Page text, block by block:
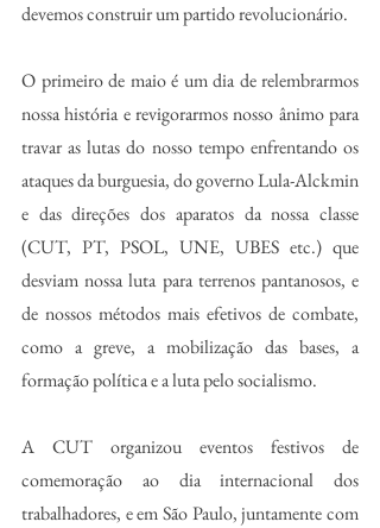
devemos construir um partido revolucionário.
O primeiro de maio é um dia de relembrarmos
nossa história e revigorarmos nosso ânimo para
travar as lutas do nosso tempo enfrentando os
ataques da burguesia, do governo Lula-Alckmin
e das direções dos aparatos da nossa classe
(CUT, PT, PSOL, UNE, UBES etc.) que
desviam nossa luta para terrenos pantanosos, e
de nossos métodos mais efetivos de combate,
como a greve, a mobilização das bases, a
formação política e a luta pelo socialismo.
A CUT organizou eventos festivos de
comemoração ao dia internacional dos
trabalhadores, e em São Paulo, juntamente com